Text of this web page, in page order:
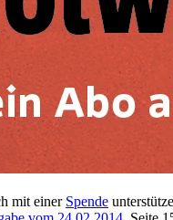
mit einer Spende